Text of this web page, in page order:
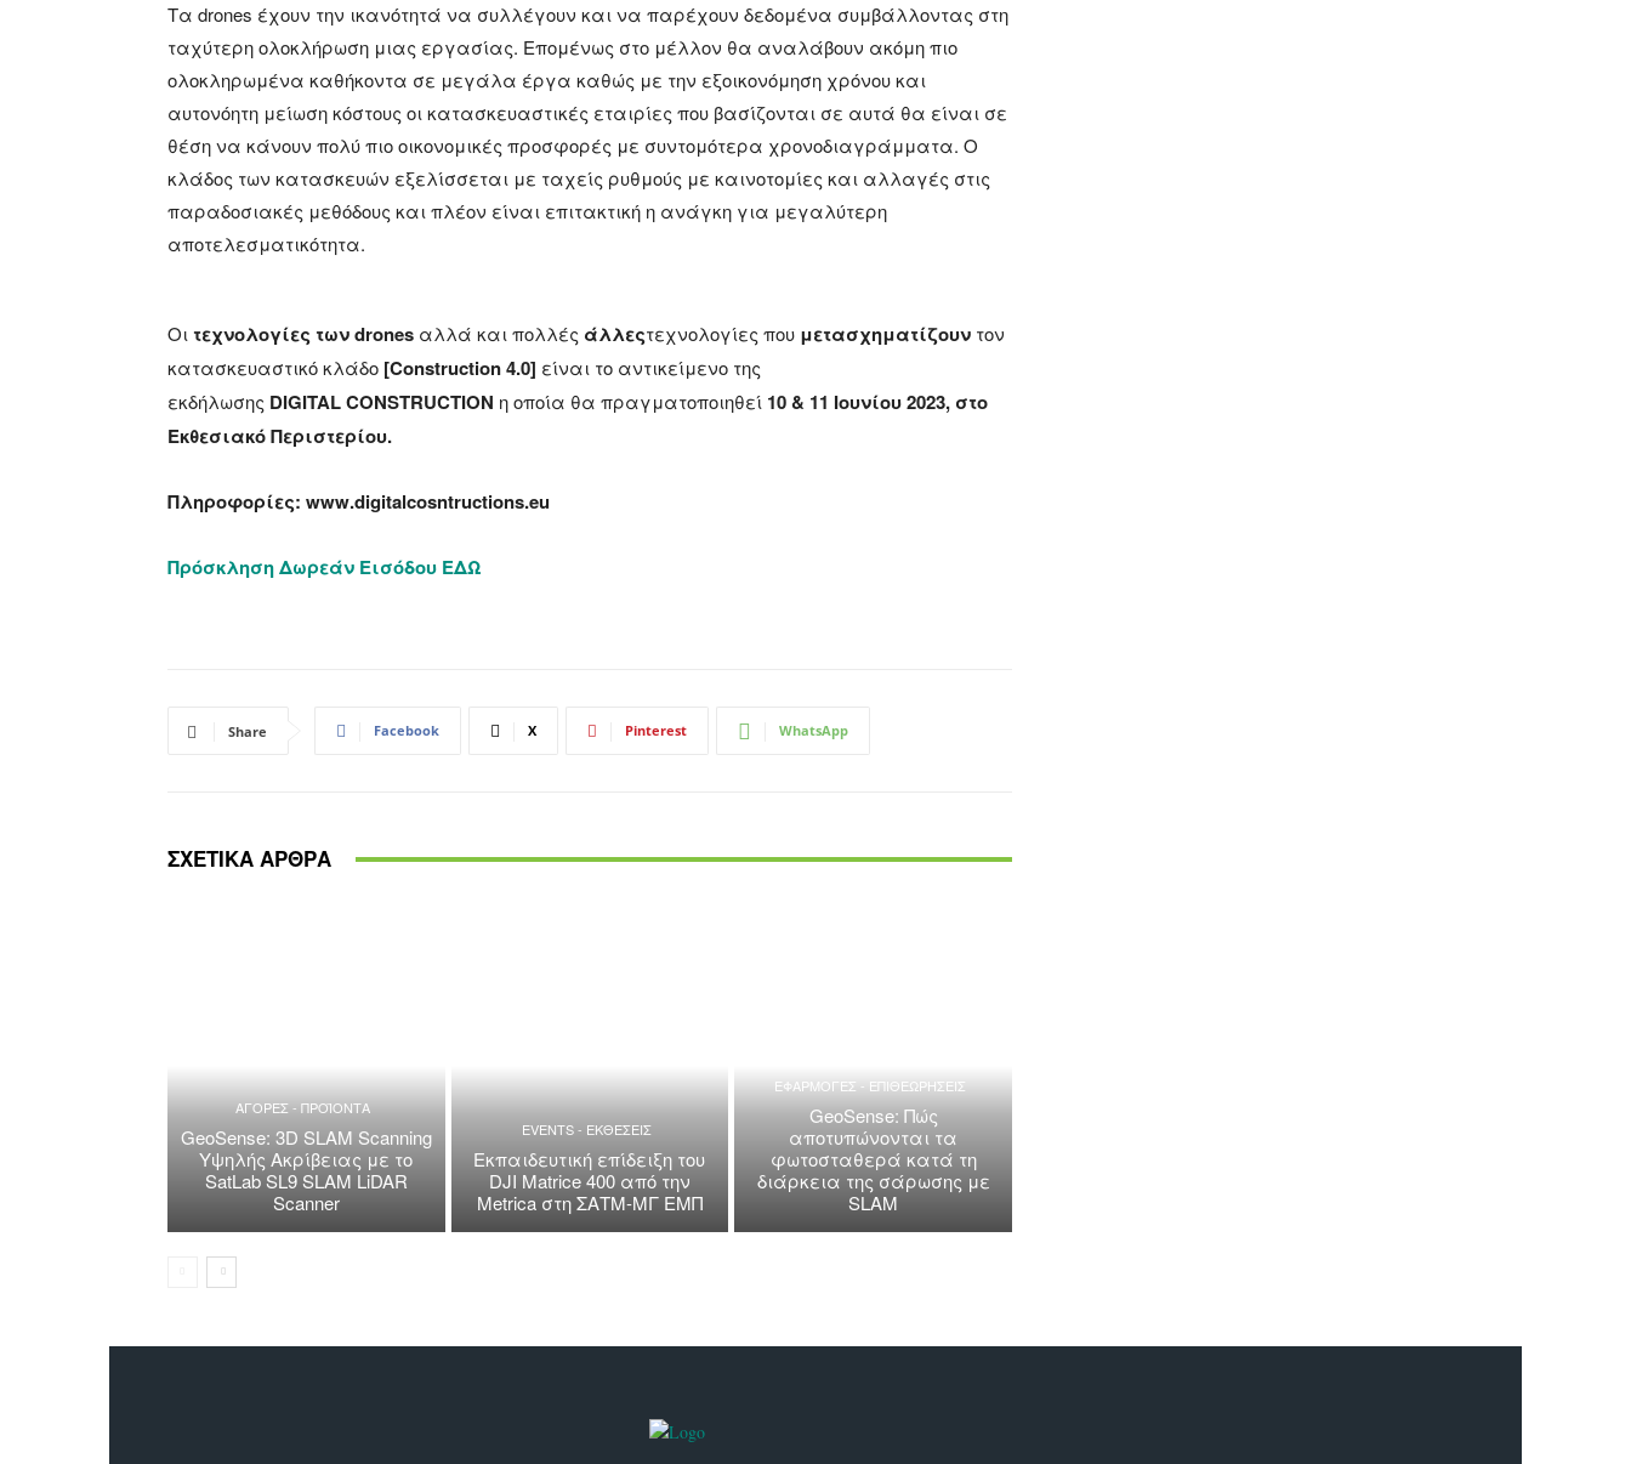
Τα drones έχουν την ικανότητά να συλλέγουν και να παρέχουν δεδομένα συμβάλλοντας στη
ταχύτερη ολοκλήρωση μιας εργασίας. Επομένως στο μέλλον θα αναλάβουν ακόμη πιο
ολοκληρωμένα καθήκοντα σε μεγάλα έργα καθώς με την εξοικονόμηση χρόνου και
αυτονόητη μείωση κόστους οι κατασκευαστικές εταιρίες που βασίζονται σε αυτά θα είναι σε
θέση να κάνουν πολύ πιο οικονομικές προσφορές με συντομότερα χρονοδιαγράμματα. Ο
κλάδος των κατασκευών εξελίσσεται με ταχείς ρυθμούς με καινοτομίες και αλλαγές στις
παραδοσιακές μεθόδους και πλέον είναι επιτακτική η ανάγκη για μεγαλύτερη
αποτελεσματικότητα.
Οι τεχνολογίες τωνdrones αλλά και πολλές άλλεςτεχνολογίες που μετασχηματίζουν τον
κατασκευαστικό κλάδο [Construction4.0] είναι το αντικείμενο της
εκδήλωσης DIGITALCONSTRUCTION η οποία θα πραγματοποιηθεί 10 & 11 Ιουνίου 2023, στο
Εκθεσιακό Περιστερίου.
Πληροφορίες: www.digitalcosntructions.eu
ΠρόσκλησηΔωρεάν Εισόδου ΕΔΩ
Share Facebook X Pinterest WhatsApp
ΣΧΕΤΙΚΑ ΑΡΘΡΑ
ΑΓΟΡΕΣ - ΠΡΟΪΟΝΤΑ
GeoSense: 3D SLAM Scanning
Υψηλής Ακρίβειας με το
SatLab SL9 SLAM LiDAR
Scanner
EVENTS - ΕΚΘΕΣΕΙΣ
Εκπαιδευτική επίδειξη του
DJI Matrice 400 από την
Metrica στη ΣΑΤΜ-ΜΓ ΕΜΠ
ΕΦΑΡΜΟΓΕΣ - ΕΠΙΘΕΩΡΗΣΕΙΣ
GeoSense: Πώς
αποτυπώνονται τα
φωτοσταθερά κατά τη
διάρκεια της σάρωσης με
SLAM